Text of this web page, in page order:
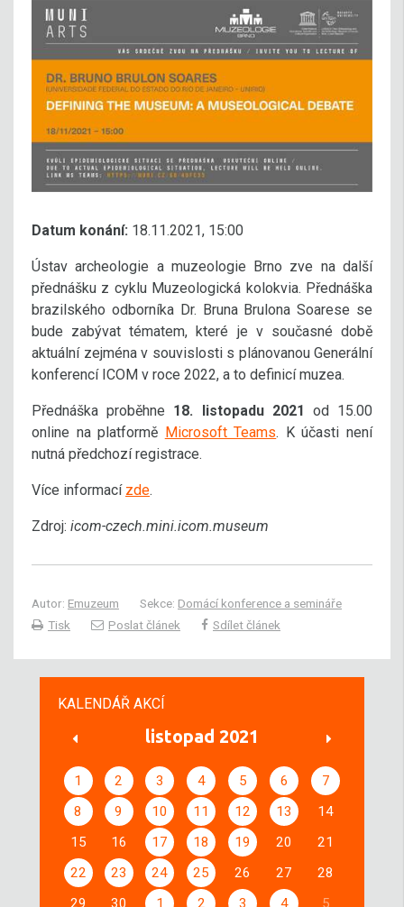
Datum konání: 18.11.2021, 15:00
Ústav archeologie a muzeologie Brno zve na další
přednášku z cyklu Muzeologická kolokvia. Přednáška
brazilského odborníka Dr. Bruna Brulona Soarese se
bude zabývat tématem, které je v současné době
aktuální zejména v souvislosti s plánovanou Generální
konferencí ICOM v roce 2022, a to definicí muzea.
Přednáška proběhne 18. listopadu 2021 od 15.00
online na platformě Microsoft Teams. K účasti není
nutná předchozí registrace.
Více informací zde.
Zdroj: icom-czech.mini.icom.museum
Autor: Emuzeum Sekce: Domácí konference a semináře
Tisk
Poslat článek Sdílet článek
KALENDÁŘ AKCÍ
listopad 2021
1 2 3 4 5 6
7
8
9 10 11 12 13
14
15
16 17 18 19 20
21
22
23 24 25 26 27
28
29
30 1 2 3 4 5